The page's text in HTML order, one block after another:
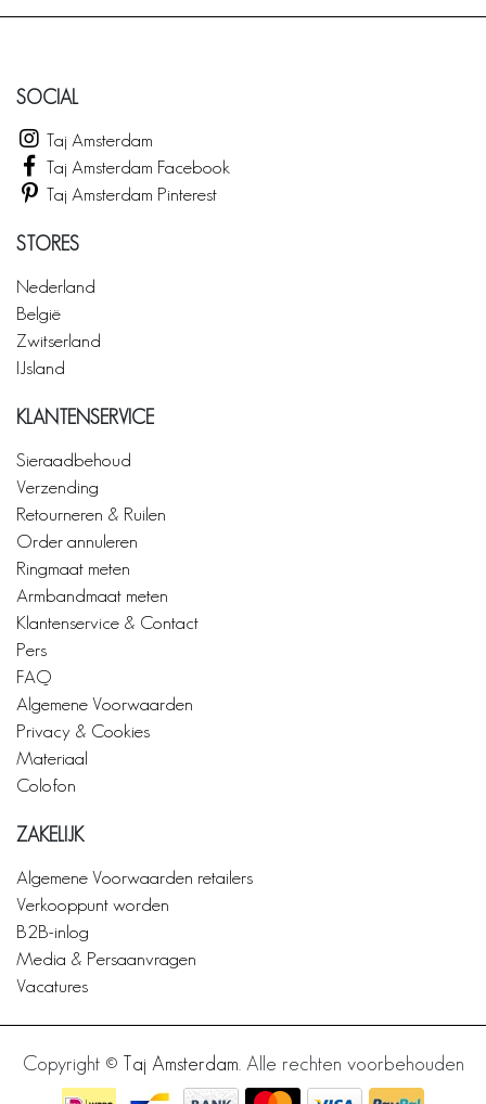
SOCIAL
Taj Amsterdam
Taj Amsterdam Facebook
Taj Amsterdam Pinterest
STORES
Nederland
België
Zwitserland
IJsland
KLANTENSERVICE
Sieraadbehoud
Verzending
Retourneren & Ruilen
Order annuleren
Ringmaat meten
Armbandmaat meten
Klantenservice & Contact
Pers
FAQ
Algemene Voorwaarden
Privacy & Cookies
Materiaal
Colofon
ZAKELIJK
Algemene Voorwaarden retailers
Verkooppunt worden
B2B-inlog
Media & Persaanvragen
Vacatures
Copyright © Taj Amsterdam . Alle rechten voorbehouden